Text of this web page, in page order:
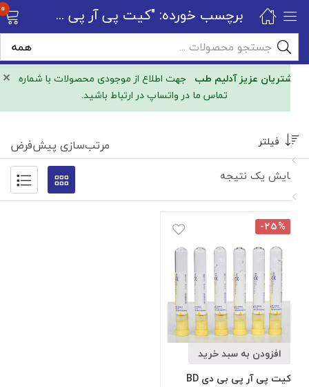
× مشتریان عزیز آدلیم طبجهت اطلاع از موجودی محصولات با شماره
تماس ما در واتساپ در ارتباط باشید.
برچسب خورده: "کیت پی آر پی bd" 0
نمایش یک نتیجه
فیلتر مرتب‌سازی پیش‌فرض
افزودن به سبد خرید
-۲۵%
کیت پی آر پی بی دی BD